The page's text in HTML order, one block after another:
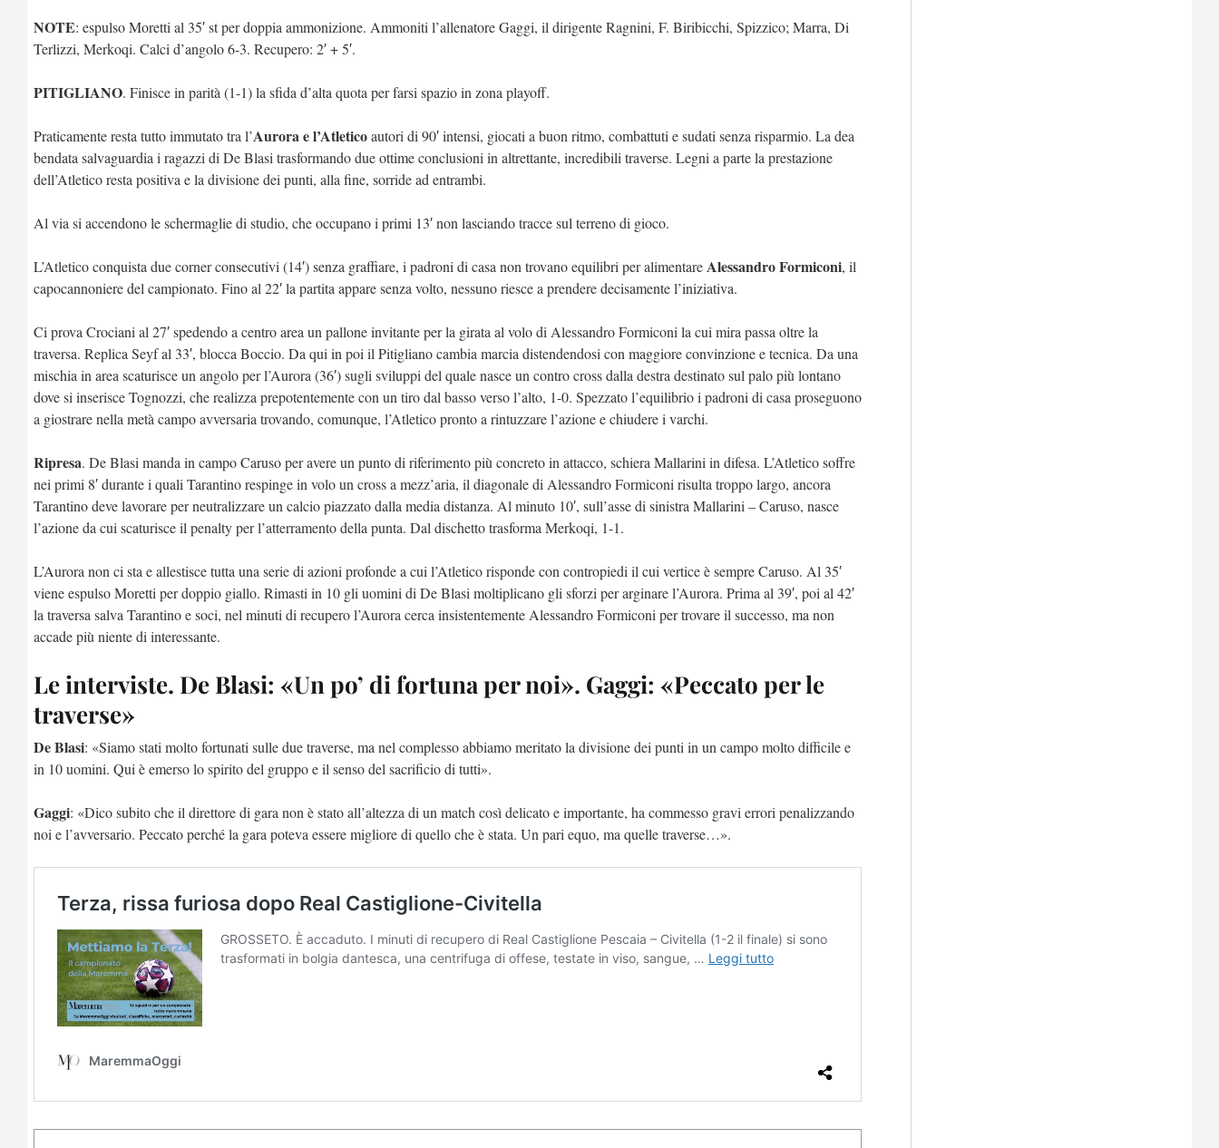
NOTE: espulso Moretti al 35′ st per doppia ammonizione. Ammoniti l’allenatore Gaggi, il dirigente Ragnini, F. Biribicchi, Spizzico; Marra, Di
Terlizzi, Merkoqi. Calci d’angolo 6-3. Recupero: 2′ + 5′.
PITIGLIANO. Finisce in parità (1-1) la sfida d’alta quota per farsi spazio in zona playoff.
Praticamente resta tutto immutato tra l’Aurora e l’Atleticoautori di 90′ intensi, giocati a buon ritmo, combattuti e sudati senza risparmio. La dea
bendata salvaguardia i ragazzi di De Blasi trasformando due ottime conclusioni in altrettante, incredibili traverse. Legni a parte la prestazione
dell’Atletico resta positiva e la divisione dei punti, alla fine, sorride ad entrambi.
Al via si accendono le schermaglie di studio, che occupano i primi 13′ non lasciando tracce sul terreno di gioco.
L’Atletico conquista due corner consecutivi (14′) senza graffiare, i padroni di casa non trovano equilibri per alimentareAlessandro Formiconi, il
capocannoniere del campionato. Fino al 22′ la partita appare senza volto, nessuno riesce a prendere decisamente l’iniziativa.
Ci prova Crociani al 27′ spedendo a centro area un pallone invitante per la girata al volo di Alessandro Formiconi la cui mira passa oltre la
traversa. Replica Seyf al 33′, blocca Boccio. Da qui in poi il Pitigliano cambia marcia distendendosi con maggiore convinzione e tecnica. Da una
mischia in area scaturisce un angolo per l’Aurora (36′) sugli sviluppi del quale nasce un contro cross dalla destra destinato sul palo più lontano
dove si inserisce Tognozzi, che realizza prepotentemente con un tiro dal basso verso l’alto, 1-0. Spezzato l’equilibrio i padroni di casa proseguono
a giostrare nella metà campo avversaria trovando, comunque, l’Atletico pronto a rintuzzare l’azione e chiudere i varchi.
Ripresa. De Blasi manda in campo Caruso per avere un punto di riferimento più concreto in attacco, schiera Mallarini in difesa. L’Atletico soffre
nei primi 8′ durante i quali Tarantino respinge in volo un cross a mezz’aria, il diagonale di Alessandro Formiconi risulta troppo largo, ancora
Tarantino deve lavorare per neutralizzare un calcio piazzato dalla media distanza. Al minuto 10′, sull’asse di sinistra Mallarini – Caruso, nasce
l’azione da cui scaturisce il penalty per l’atterramento della punta. Dal dischetto trasforma Merkoqi, 1-1.
L’Aurora non ci sta e allestisce tutta una serie di azioni profonde a cui l’Atletico risponde con contropiedi il cui vertice è sempre Caruso. Al 35′
viene espulso Moretti per doppio giallo. Rimasti in 10 gli uomini di De Blasi moltiplicano gli sforzi per arginare l’Aurora. Prima al 39′, poi al 42′
la traversa salva Tarantino e soci, nel minuti di recupero l’Aurora cerca insistentemente Alessandro Formiconi per trovare il successo, ma non
accade più niente di interessante.
Le interviste. De Blasi: «Un po’ di fortuna per noi». Gaggi: «Peccato per le
traverse»
De Blasi: «Siamo stati molto fortunati sulle due traverse, ma nel complesso abbiamo meritato la divisione dei punti in un campo molto difficile e
in 10 uomini. Qui è emerso lo spirito del gruppo e il senso del sacrificio di tutti».
Gaggi: «Dico subito che il direttore di gara non è stato all’altezza di un match così delicato e importante, ha commesso gravi errori penalizzando
noi e l’avversario. Peccato perché la gara poteva essere migliore di quello che è stata. Un pari equo, ma quelle traverse…».